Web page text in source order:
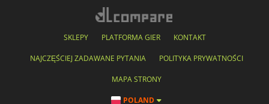
SKLEPY PLATFORMA GIER KONTAKT
NAJCZĘŚCIEJ ZADAWANE PYTANIA POLITYKA PRYWATNOŚCI
MAPA STRONY
POLAND